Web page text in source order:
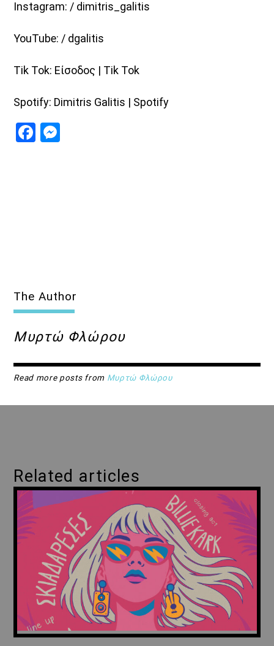
Instagram: / dimitris_galitis
YouTube: / dgalitis
Tik Tok: Είσοδος | Tik Tok
Spotify: Dimitris Galitis | Spotify
Facebook
The Author
Μυρτώ Φλώρου
Read more posts from Μυρτώ Φλώρου
Related articles